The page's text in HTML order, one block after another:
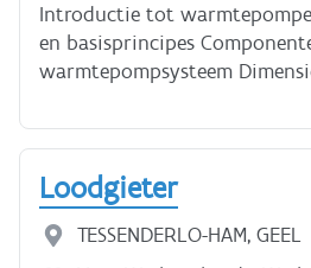
Introductie tot warmtepompen
en basisprincipes Componenten van een
warmtepompsysteem Dimensionering en selectie
Installatiepraktijk Inbedrijfstelling en afregeling
Onderhoud en foutopsporing Regelgeving en
certificatie
Loodgieter
TESSENDERLO-HAM, GEEL